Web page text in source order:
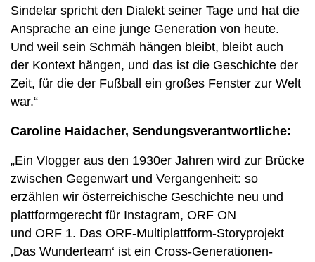
Sindelar spricht den Dialekt seiner Tage und hat die
Ansprache an eine junge Generation von heute.
Und weil sein Schmäh hängen bleibt, bleibt auch
der Kontext hängen, und das ist die Geschichte der
Zeit, für die der Fußball ein großes Fenster zur Welt
war.“
Caroline Haidacher, Sendungsverantwortliche:
„Ein Vlogger aus den 1930er Jahren wird zur Brücke
zwischen Gegenwart und Vergangenheit: so
erzählen wir österreichische Geschichte neu und
plattformgerecht für Instagram, ORF ON
und ORF 1. Das ORF-Multiplattform-Storyprojekt
‚Das Wunderteam‘ ist ein Cross-Generationen-